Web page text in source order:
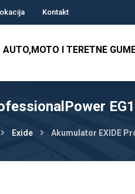
Kontakt
AUTO,MOTO I TERETNE
Exide Akumulator EXIDE